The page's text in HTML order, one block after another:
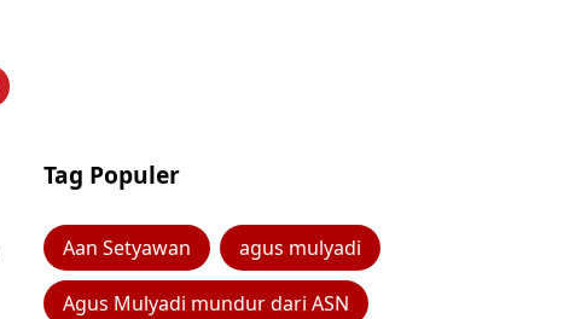
Tag Populer
Aan Setyawan agus mulyadi
Agus Mulyadi mundur dari ASN